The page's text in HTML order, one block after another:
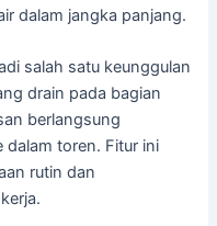
dalam jangka panjang.
salah satu keunggulan
drain pada bagian
berlangsung
dalam toren. Fitur ini
rutin dan